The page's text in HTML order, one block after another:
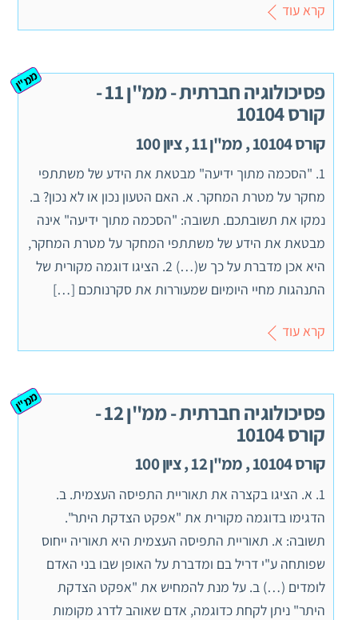
קרא עוד
פסיכולוגיה חברתית - ממ''ן 11 -
קורס 10104
קורס 10104 , ממ"ן 11 , ציון 100
ממ"ן
1. "הסכמה מתוך ידיעה" מבטאת את הידע של משתתפי
מחקר על מטרת המחקר. א. האם הטעון נכון או לא נכון? ב.
נמקו את תשובתכם. תשובה: "הסכמה מתוך ידיעה" אינה
מבטאת את הידע של משתתפי המחקר על מטרת המחקר,
היא אכן מדברת על כך ש(…) 2. הציגו דוגמה מקורית של
התנהגות מחיי היומיום שמעוררות את סקרנותכם […]
קרא עוד
פסיכולוגיה חברתית - ממ''ן 12 -
קורס 10104
קורס 10104 , ממ"ן 12 , ציון 100
ממ"ן
1. א. הציגו בקצרה את תאוריית התפיסה העצמית. ב.
הדגימו בדוגמה מקורית את "אפקט הצדקת היתר".
תשובה: א. תאוריית התפיסה העצמית היא תאוריה ייחוס
שפותחה ע"י דריל בם ומדברת על האופן שבו בני האדם
לומדים (…) ב. על מנת להמחיש את "אפקט הצדקת
היתר" ניתן לקחת כדוגמה, אדם שאוהב לדרג מקומות